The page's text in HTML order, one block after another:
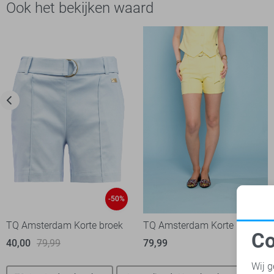
Ook het bekijken waard
-50%
TQ Amsterdam Korte broek
40,00 79,99
TQ Amsterdam Korte broek
79,99
Wij